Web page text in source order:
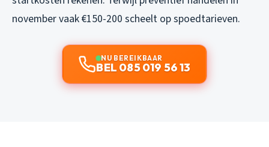
november vaak €150-200 scheelt op spoedtarieven.
NU BEREIKBAAR
BEL 085 019 56 13